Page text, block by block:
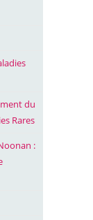
du
Rares
: